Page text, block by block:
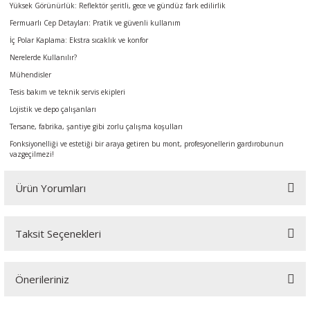
Yüksek Görünürlük: Reflektör şeritli, gece ve gündüz fark edilirlik
Fermuarlı Cep Detayları: Pratik ve güvenli kullanım
İç Polar Kaplama: Ekstra sıcaklık ve konfor
Nerelerde Kullanılır?
Mühendisler
Tesis bakım ve teknik servis ekipleri
Lojistik ve depo çalışanları
Tersane, fabrika, şantiye gibi zorlu çalışma koşulları
Fonksiyonelliği ve estetiği bir araya getiren bu mont, profesyonellerin gardırobunun
vazgeçilmezi!
Ürün Yorumları
Bu ürüne ilk yorumu siz yapın!
Taksit Seçenekleri
Önerileriniz